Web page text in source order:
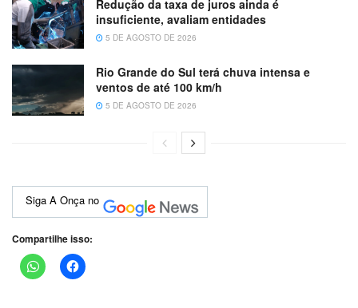
Redução da taxa de juros ainda é
insuficiente, avaliam entidades
5 DE AGOSTO DE 2026
Rio Grande do Sul terá chuva intensa e
ventos de até 100 km/h
5 DE AGOSTO DE 2026
Siga A Onça no
Compartilhe isso: